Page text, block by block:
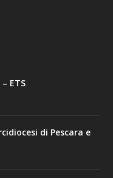
ETS
di Pescara e